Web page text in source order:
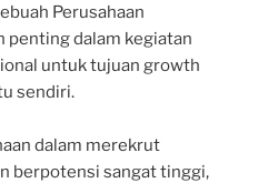
Perusahaan
penting dalam kegiatan
untuk tujuan growth
sendiri.
dalam merekrut
berpotensi sangat tinggi,